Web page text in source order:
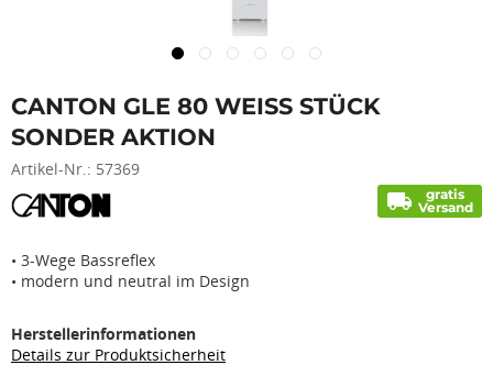
CANTON GLE 80 WEISS STÜCK
SONDER AKTION
Artikel-Nr.: 57369
local_shipping
gratis
Versand
• 3-Wege Bassreflex
• modern und neutral im Design
Herstellerinformationen
Details zur Produktsicherheit